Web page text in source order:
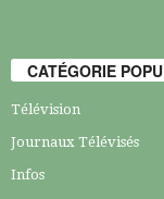
CATÉGORIE
Télévision
Journaux Télévisés
Infos